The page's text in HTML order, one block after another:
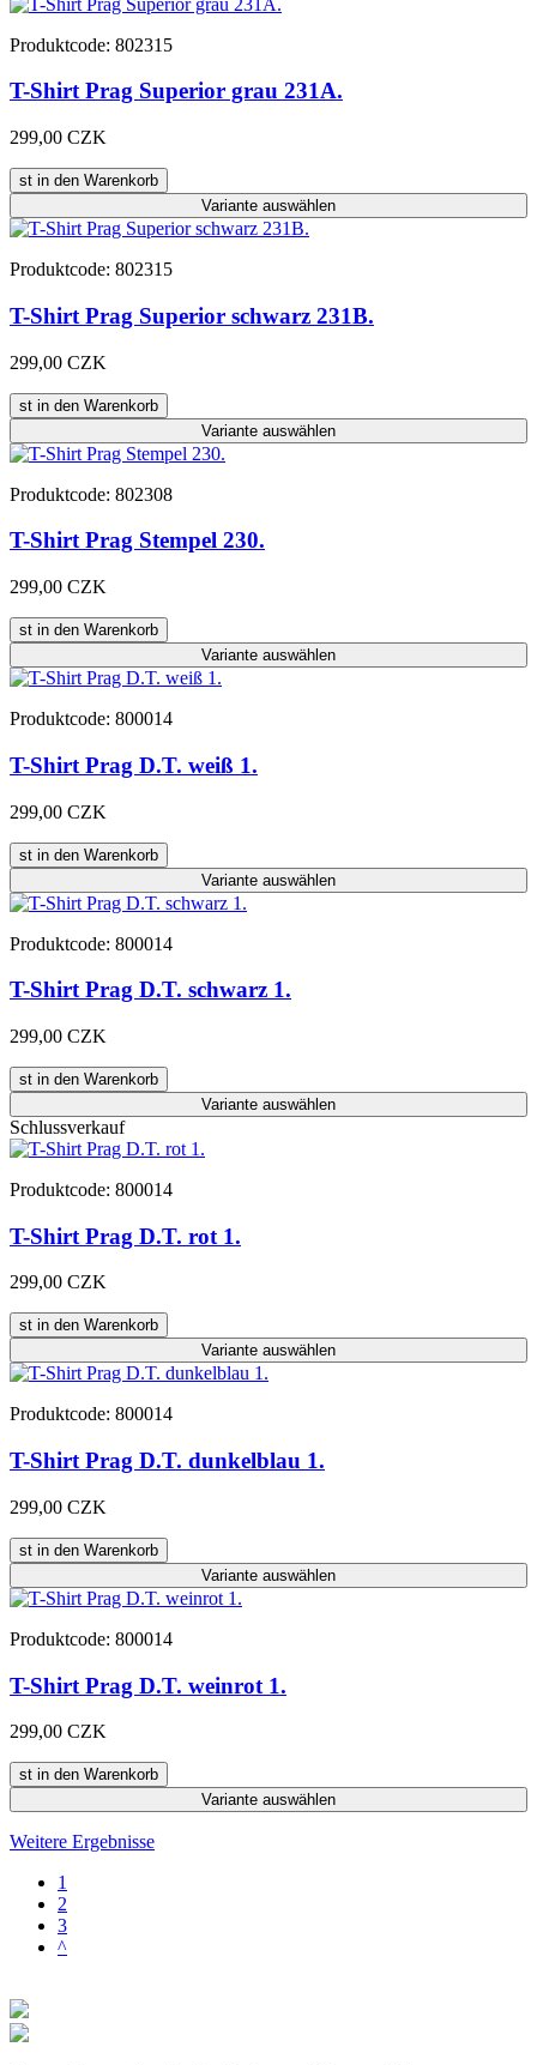
Produktcode: 802315
T-Shirt Prag Superior grau 231A.
299,00 CZK
st in den Warenkorb
Variante auswählen
Produktcode: 802315
T-Shirt Prag Superior schwarz 231B.
299,00 CZK
st in den Warenkorb
Variante auswählen
Produktcode: 802308
T-Shirt Prag Stempel 230.
299,00 CZK
st in den Warenkorb
Variante auswählen
Produktcode: 800014
T-Shirt Prag D.T. weiß 1.
299,00 CZK
st in den Warenkorb
Variante auswählen
Produktcode: 800014
T-Shirt Prag D.T. schwarz 1.
299,00 CZK
st in den Warenkorb
Variante auswählen
Schlussverkauf
Produktcode: 800014
T-Shirt Prag D.T. rot 1.
299,00 CZK
st in den Warenkorb
Variante auswählen
Produktcode: 800014
T-Shirt Prag D.T. dunkelblau 1.
299,00 CZK
st in den Warenkorb
Variante auswählen
Produktcode: 800014
T-Shirt Prag D.T. weinrot 1.
299,00 CZK
st in den Warenkorb
Variante auswählen
Weitere Ergebnisse
1
2
3
^